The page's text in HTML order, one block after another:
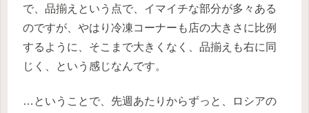
で、品揃えという点で、イマイチな部分が多々ある
のですが、やはり冷凍コーナーも店の大きさに比例
するように、そこまで大きくなく、品揃えも右に同
じく、という感じなんです。
…ということで、先週あたりからずっと、ロシアの